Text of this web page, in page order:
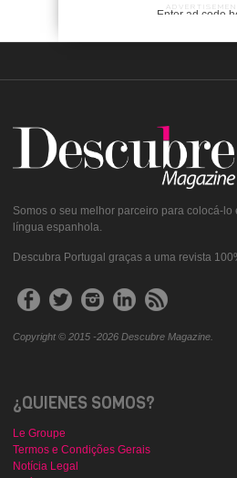
Enter ad code
Somos o seu melhor parceiro para colocá-lo
língua espanhola.
Descubra Portugal graças a uma revista
Copyright © 2015 -2026 Descubre Magazine.
¿QUIENES SOMOS?
Le Groupe
Termos e Condições Gerais
Notícia Legal